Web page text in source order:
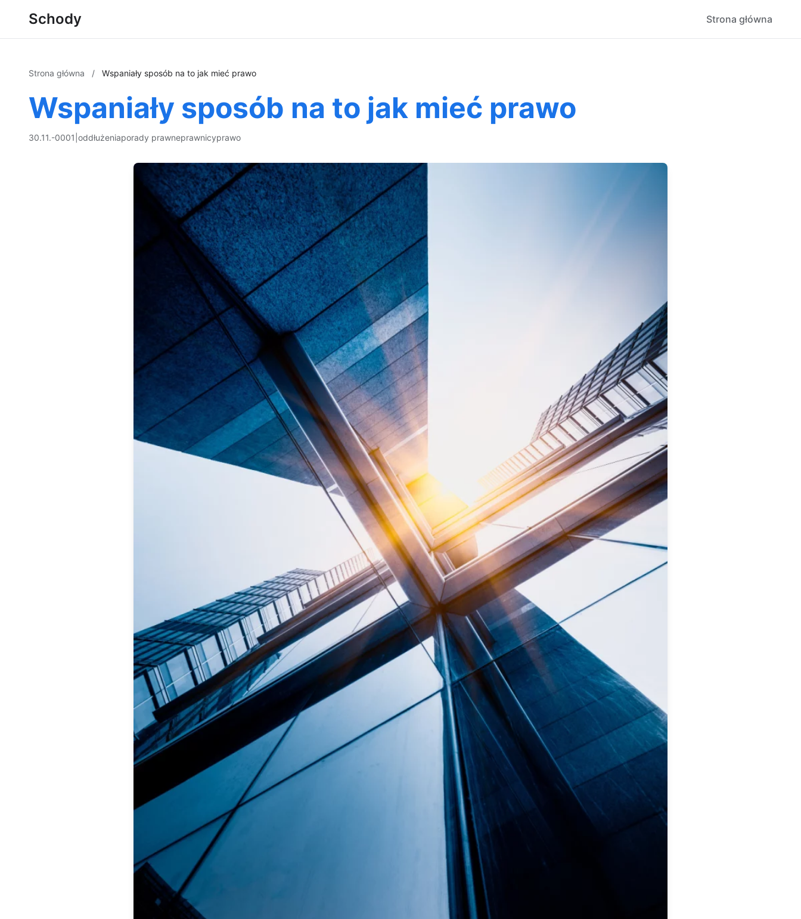
Schody Strona główna
Strona główna / Wspaniały sposób na to jak mieć prawo
Wspaniały sposób na to jak mieć prawo
30.11.-0001 oddłużeniaporady prawneprawnicyprawo